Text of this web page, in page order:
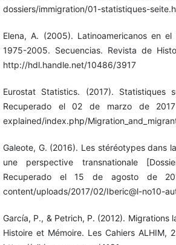
dossiers/immigration/01-statistiques-
Elena, A. (2005). Latinoamericanos en
1975-2005. Secuencias. Revista de
http://hdl.handle.net/10486/3917
Eurostat Statistics. (2017).
Recuperado el 02 de marzo de 2017
explained/index.php/
Galeote, G. (2016). Les stéréotypes dans
une perspective transnationale
Recuperado el 15 de agosto de
content/uploads/2017/02/Iberic@l-no10-
García, P., & Petrich, P. (2012). Migrations
Histoire et Mémoire. Les Cahiers